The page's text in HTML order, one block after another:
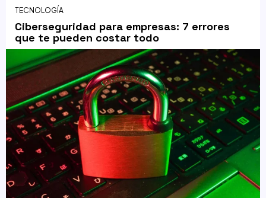
TECNOLOGÍA
Ciberseguridad para empresas: 7 errores
que te pueden costar todo